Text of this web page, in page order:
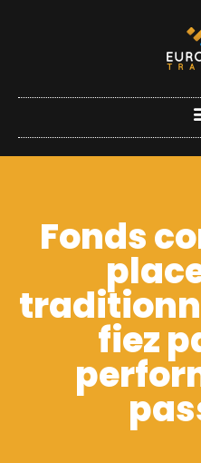
Fonds
fiez